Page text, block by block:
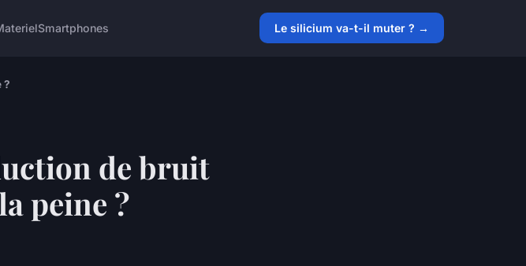
Smartphones Le silicium va-t-il muter ? →
?
de bruit
peine ?